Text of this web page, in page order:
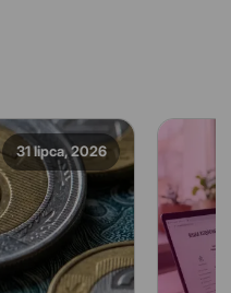
31 lipca, 2026